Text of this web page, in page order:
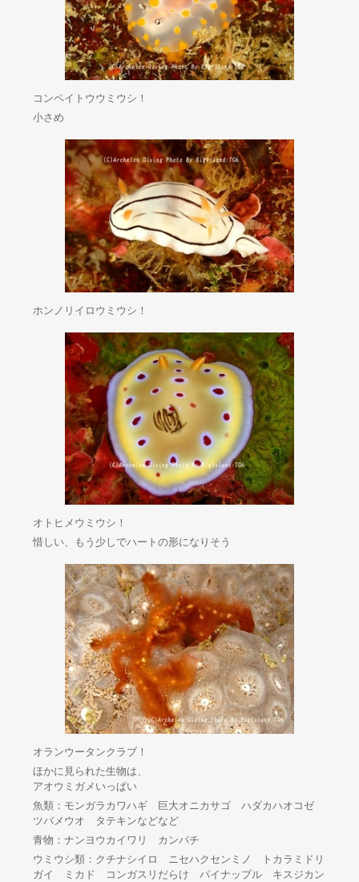
コンペイトウウミウシ！
小さめ
ホンノリイロウミウシ！
オトヒメウミウシ！
惜しい、もう少しでハートの形になりそう
オランウータンクラブ！
ほかに見られた生物は、
アオウミガメいっぱい
魚類：モンガラカワハギ 巨大オニカサゴ ハダカハオコゼ
ツバメウオ タテキンなどなど
青物：ナンヨウカイワリ カンパチ
ウミウシ類：クチナシイロ ニセハクセンミノ トカラミドリ
ガイ ミカド コンガスリだらけ パイナップル キスジカン